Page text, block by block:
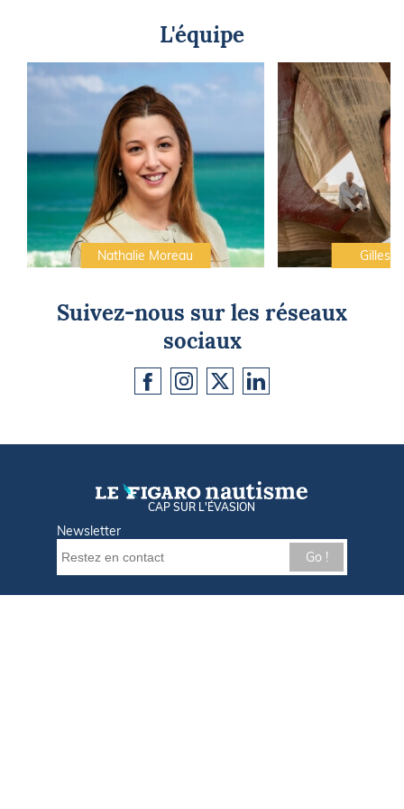
L'équipe
Nathalie Moreau Gilles
Suivez-nous sur les réseaux
sociaux
CAP SUR L'ÉVASION
Newsletter
Go !